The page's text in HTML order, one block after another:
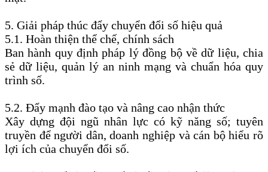
5. Giải pháp thúc đẩy chuyển đổi số hiệu quả
5.1. Hoàn thiện thể chế, chính sách
Ban hành quy định pháp lý đồng bộ về dữ liệu, chia
sẻ dữ liệu, quản lý an ninh mạng và chuẩn hóa quy
trình số.
5.2. Đẩy mạnh đào tạo và nâng cao nhận thức
Xây dựng đội ngũ nhân lực có kỹ năng số; tuyên
truyền để người dân, doanh nghiệp và cán bộ hiểu rõ
lợi ích của chuyển đổi số.